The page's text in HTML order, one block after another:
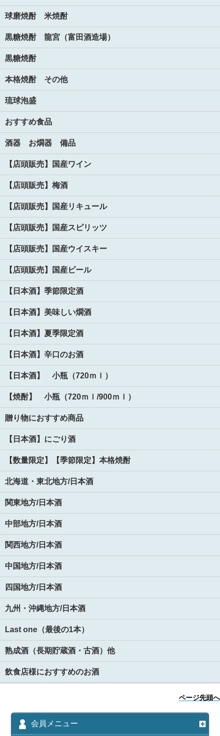
球磨焼酎 米焼酎
黒糖焼酎 龍宮（富田酒造場）
黒糖焼酎
本格焼酎 その他
琉球泡盛
おすすめ食品
酒器 お燗器 備品
【店頭販売】国産ワイン
【店頭販売】梅酒
【店頭販売】国産リキュール
【店頭販売】国産スピリッツ
【店頭販売】国産ウイスキー
【店頭販売】国産ビール
【日本酒】季節限定酒
【日本酒】美味しい燗酒
【日本酒】夏季限定酒
【日本酒】辛口のお酒
【日本酒】 小瓶（720ｍｌ）
【焼酎】 小瓶（720ｍｌ/900ｍｌ）
贈り物におすすめ商品
【日本酒】にごり酒
【数量限定】【季節限定】本格焼酎
北海道・東北地方/日本酒
関東地方/日本酒
中部地方/日本酒
関西地方/日本酒
中国地方/日本酒
四国地方/日本酒
九州・沖縄地方/日本酒
Last one（最後の1本）
熟成酒（長期貯蔵酒・古酒）他
飲食店様におすすめのお酒
ページ先頭へ
会員メニュー